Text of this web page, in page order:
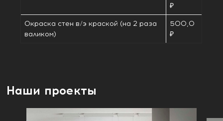
₽
Окраска стен в/э краской (на 2 раза
валиком)
500,0
₽
Наши проекты